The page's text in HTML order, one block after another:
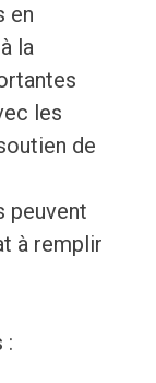
en
la
les
de
peuvent
à remplir
: